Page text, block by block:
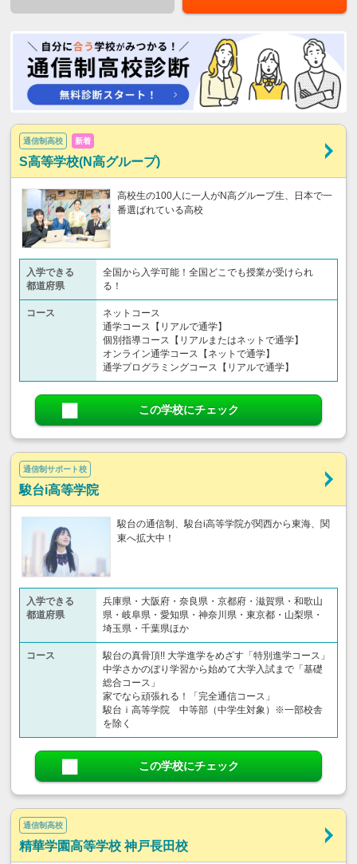
通信制高校 新着
S高等学校(N高グループ)
高校生の100人に一人がN高グループ生、日本で一
番選ばれている高校
入学できる
都道府県
全国から入学可能！全国どこでも授業が受けられ
る！
コース
ネットコース
通学コース【リアルで通学】
個別指導コース【リアルまたはネットで通学】
オンライン通学コース【ネットで通学】
通学プログラミングコース【リアルで通学】
この学校にチェック
通信制サポート校
駿台i高等学院
駿台の通信制、駿台i高等学院が関西から東海、関
東へ拡大中！
入学できる
都道府県
兵庫県・大阪府・奈良県・京都府・滋賀県・和歌山
県・岐阜県・愛知県・神奈川県・東京都・山梨県・
埼玉県・千葉県ほか
コース
駿台の真骨頂!! 大学進学をめざす「特別進学コース」
中学さかのぼり学習から始めて大学入試まで「基礎
総合コース」
家でなら頑張れる！「完全通信コース」
駿台ｉ高等学院 中等部（中学生対象）※一部校舎
を除く
この学校にチェック
通信制高校
精華学園高等学校 神戸長田校